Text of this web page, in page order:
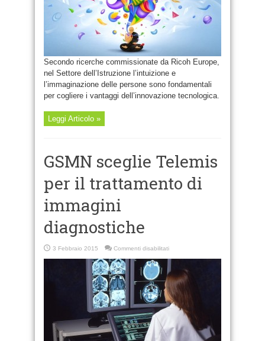
Secondo ricerche commissionate da Ricoh Europe,
nel Settore dell’Istruzione l’intuizione e
l’immaginazione delle persone sono fondamentali
per cogliere i vantaggi dell’innovazione tecnologica.
Leggi Articolo »
GSMN sceglie Telemis
per il trattamento di
immagini
diagnostiche
3 Febbraio 2015 Commenti disabilitatisu
sceglie
per
il
trattamento
di
immagini
diagnostiche